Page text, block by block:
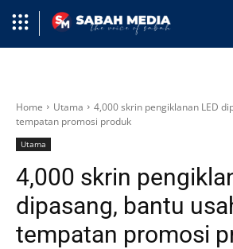
Home Utama
4,000 skrin pengiklanan LED
tempatan promosi produk
Utama
4,000 skrin
dipasang, bantu
tempatan promosi